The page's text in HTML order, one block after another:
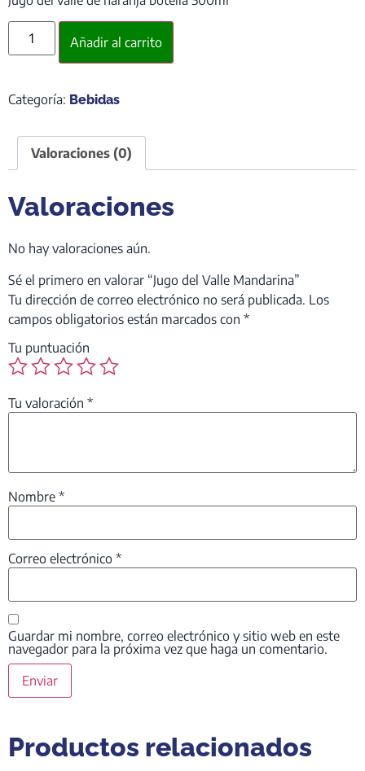
Añadir al carrito
Categoría: Bebidas
Valoraciones (0)
Valoraciones
No hay valoraciones aún.
Sé el primero en valorar “Jugo del Valle Mandarina”
Tu dirección de correo electrónico no será publicada. Los
campos obligatorios están marcados con *
Tu puntuación
Tu valoración *
Nombre *
Correo electrónico *
Guardar mi nombre, correo electrónico y sitio web en este
navegador para la próxima vez que haga un comentario.
Productos relacionados